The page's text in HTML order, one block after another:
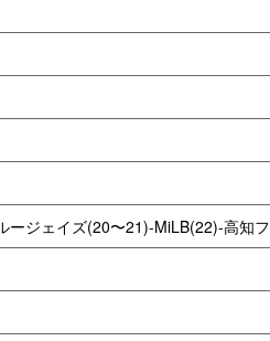
ジェイズ(20〜21)-MiLB(22)-高知